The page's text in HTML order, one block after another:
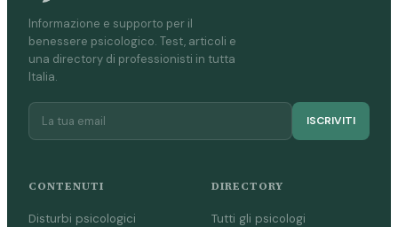
Informazione e supporto per il
benessere psicologico. Test, articoli e
una directory di professionisti in tutta
Italia.
ISCRIVITI
CONTENUTI
Disturbi psicologici
DIRECTORY
Tutti gli psicologi